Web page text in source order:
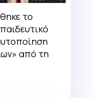
το
από τη